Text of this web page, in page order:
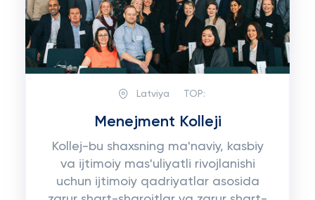
Latviya TOP:
Menejment Kolleji
Kollej-bu shaxsning ma'naviy, kasbiy
va ijtimoiy mas'uliyatli rivojlanishi
uchun ijtimoiy qadriyatlar asosida